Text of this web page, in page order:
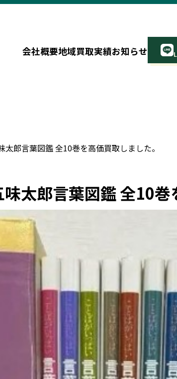
会社概要地域買取実績お知らせ
郎言葉図鑑 全10巻を高価買取しました。
太郎言葉図鑑 全10巻